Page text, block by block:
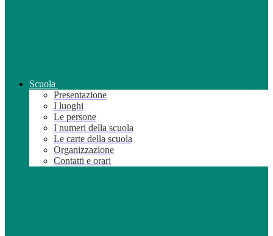
Scuola
Presentazione
I luoghi
Le persone
I numeri della scuola
Le carte della scuola
Organizzazione
Contatti e orari